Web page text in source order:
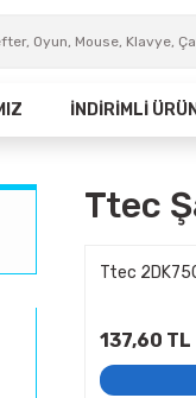
İNDİRİMLİ
Ttec
Ttec
137,60 TL